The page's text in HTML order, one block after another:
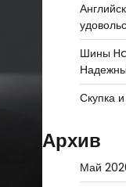
Шины
Скупка
Архив
Май